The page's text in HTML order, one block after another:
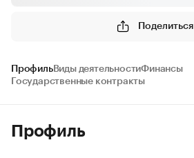
Поделиться
ПрофильВиды деятельностиФинансы
Государственные контракты
Профиль